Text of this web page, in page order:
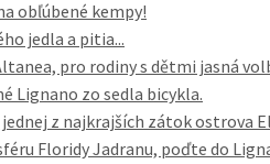
obľúbené kempy!
jedla a pitia...
pro rodiny s dětmi jasná
Lignano zo sedla bicykla.
z najkrajších zátok ostrova
Floridy Jadranu, poďte do